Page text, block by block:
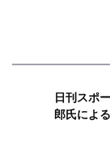
日刊スポ
郎氏によ